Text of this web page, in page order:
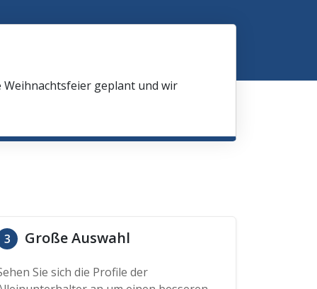
geplant und wir
3 Große Auswahl
Sie sich die Profile der